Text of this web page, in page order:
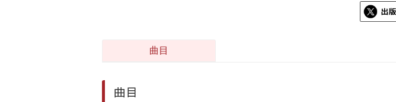
曲目
曲目